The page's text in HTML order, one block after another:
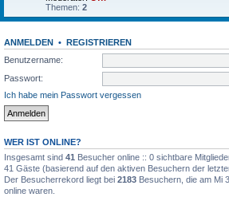
Themen: 2
ANMELDEN • REGISTRIEREN
Benutzername:
Passwort:
Ich habe mein Passwort vergessen
WER IST ONLINE?
Insgesamt sind 41 Besucher online :: 0 sichtbare
41 Gäste (basierend auf den aktiven Besuchern der
Der Besucherrekord liegt bei 2183 Besuchern, die am Mi
online waren.